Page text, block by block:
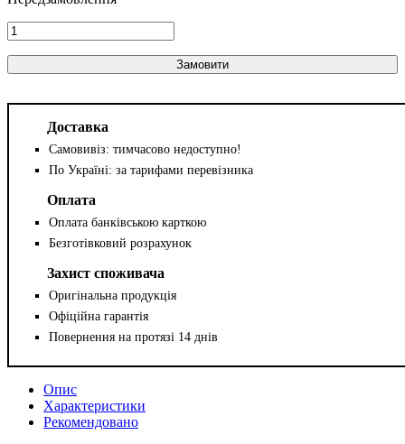
Замовити
Доставка
Самовивіз: тимчасово недоступно!
По Україні: за тарифами перевізника
Оплата
Оплата банківською карткою
Безготівковий розрахунок
Захист споживача
Оригінальна продукція
Офіційна гарантія
Повернення на протязі 14 днів
Опис
Характеристики
Рекомендовано